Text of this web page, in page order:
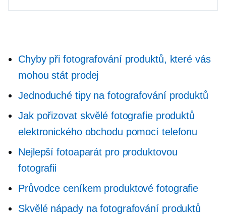
Chyby při fotografování produktů, které vás
mohou stát prodej
Jednoduché tipy na fotografování produktů
Jak pořizovat skvělé fotografie produktů
elektronického obchodu pomocí telefonu
Nejlepší fotoaparát pro produktovou
fotografii
Průvodce ceníkem produktové fotografie
Skvělé nápady na fotografování produktů